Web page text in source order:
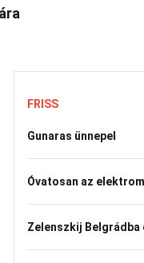
FRISS
Gunaras ünnepel
Óvatosan az
Zelenszkij